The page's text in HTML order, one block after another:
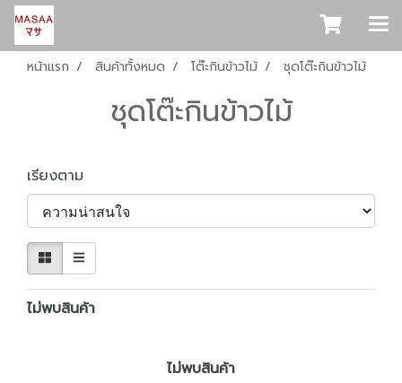
หน้าแรก สินค้าทั้งหมด โต๊ะกินข้าวไม้ ชุดโต๊ะกินข้าวไม้
ชุดโต๊ะกินข้าวไม้
เรียงตาม
ไม่พบสินค้า
ไม่พบสินค้า